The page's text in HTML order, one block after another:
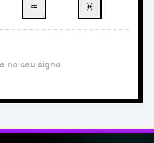
♒ ♓
no seu signo